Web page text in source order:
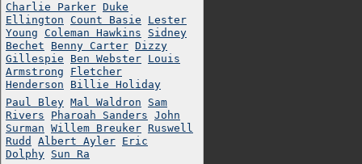
Charlie Parker Duke
Ellington Count Basie
Lester
Young Coleman Hawkins
Sidney
Bechet
Benny Carter Dizzy
Gillespie
Ben Webster Louis
Armstrong
Fletcher
Henderson
Billie Holiday
Paul Bley Mal Waldron
Sam
Rivers
Pharoah Sanders John
Surman Willem Breuker Ruswell
Rudd
Albert Ayler Eric
Dolphy Sun Ra